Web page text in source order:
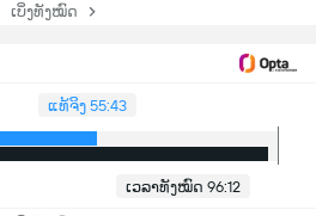
ເບິ່ງທັງໝົດ
ແທ້ຈິງ 55:43
ເວລາທັງໝົດ 96:12